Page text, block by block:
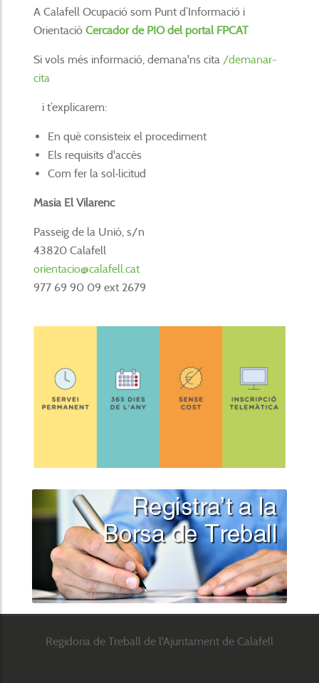
A Calafell Ocupació som Punt d’Informació i
Orientació Cercador de PIO del portal FPCAT
Si vols més informació, demana'ns cita /demanar-
cita
i t’explicarem:
En què consisteix el procediment
Els requisits d'accés
Com fer la sol·licitud
Masia El Vilarenc
Passeig de la Unió, s/n
43820 Calafell
orientacio@calafell.cat
977 69 90 09 ext 2679
Regidoria de Treball de l'Ajuntament de Calafell